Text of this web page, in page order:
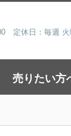
定休日：毎週 火
売りたい方